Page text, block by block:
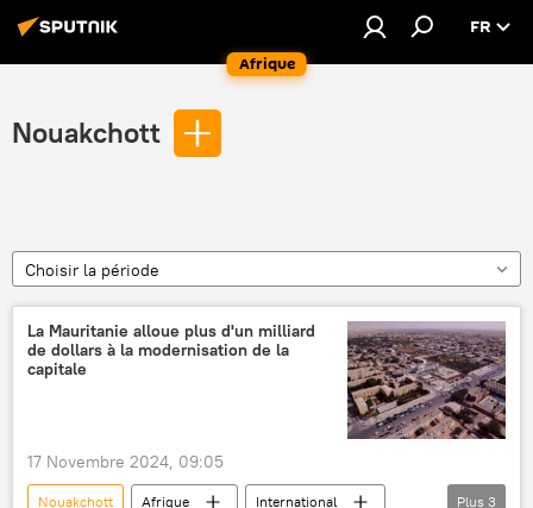
Afrique
FR
Nouakchott
Choisir la période
La Mauritanie alloue plus d'un milliard
de dollars à la modernisation de la
capitale
17 Novembre 2024, 09:05
Nouakchott Afrique
International
Plus 3